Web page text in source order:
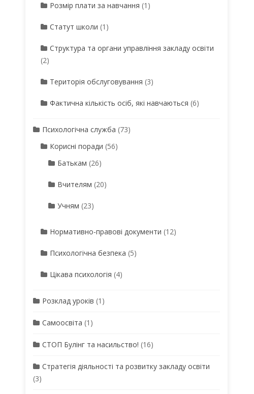
Розмір плати за навчання (1)
Статут школи (1)
Структура та органи управління закладу освіти
(2)
Територія обслуговування (3)
Фактична кількість осіб, які навчаються (6)
Психологічна служба (73)
Корисні поради (56)
Батькам (26)
Вчителям (20)
Учням (23)
Нормативно-правові документи (12)
Психологічна безпека (5)
Цікава психологія (4)
Розклад уроків (1)
Самоосвіта (1)
СТОП Булінг та насильство! (16)
Стратегія діяльності та розвитку закладу освіти
(3)